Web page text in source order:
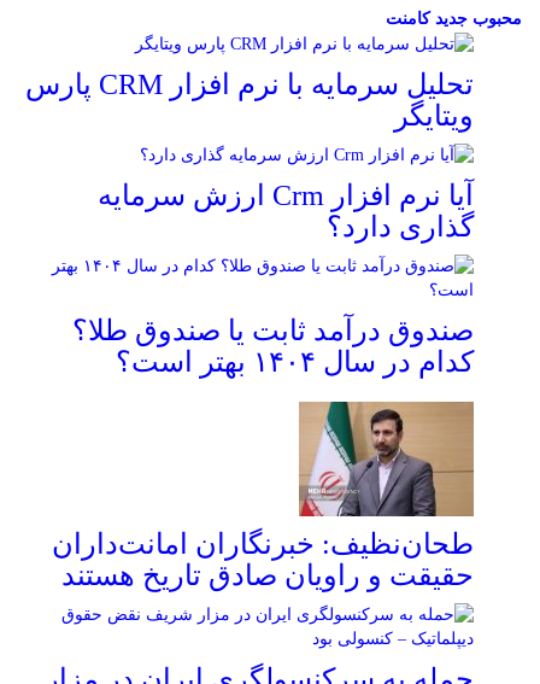
محبوب جدیدکامنت
تحلیل سرمایه با نرم افزار CRM پارس
ویتایگر
آیا نرم افزار Crm ارزش سرمایه
گذاری دارد؟
صندوق درآمد ثابت یا صندوق طلا؟
کدام در سال ۱۴۰۴ بهتر است؟
طحان‌نظیف: خبرنگاران امانت‌داران
حقیقت و راویان صادق تاریخ‌ هستند